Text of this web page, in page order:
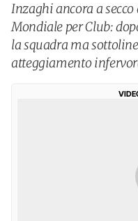
Inzaghi ancora a
Mondiale per Club:
la squadra ma
atteggiamento